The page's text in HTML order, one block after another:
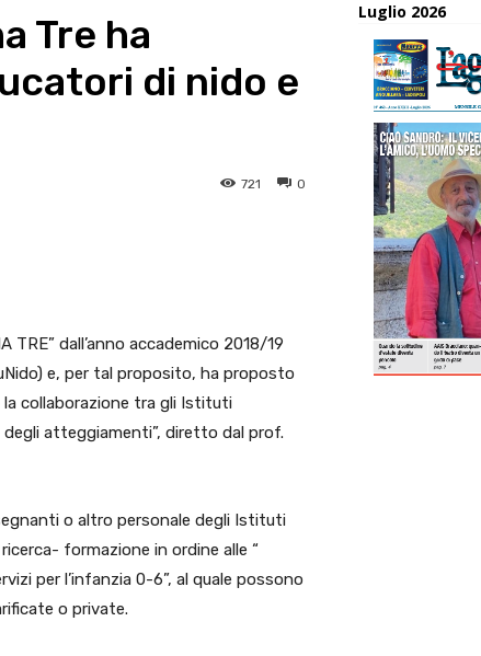
Tre ha
di nido e
0
721
Tumblr
TRE” dall’anno accademico 2018/19
e, per tal proposito, ha proposto
collaborazione tra gli Istituti
atteggiamenti”, diretto dal prof.
o altro personale degli Istituti
formazione in ordine alle “
per l’infanzia 0-6”, al quale possono
o private.
Luglio 2026